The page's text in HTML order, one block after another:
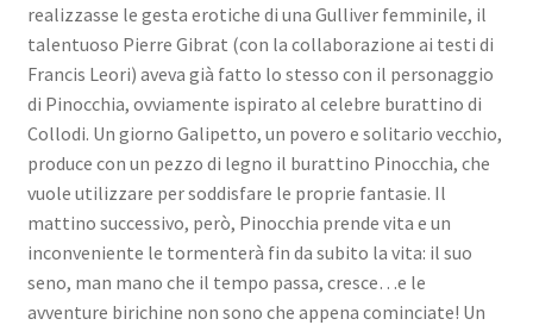
realizzasse le gesta erotiche di una Gulliver femminile, il
talentuoso Pierre Gibrat (con la collaborazione ai testi di
Francis Leori) aveva già fatto lo stesso con il personaggio
di Pinocchia, ovviamente ispirato al celebre burattino di
Collodi. Un giorno Galipetto, un povero e solitario vecchio,
produce con un pezzo di legno il burattino Pinocchia, che
vuole utilizzare per soddisfare le proprie fantasie. Il
mattino successivo, però, Pinocchia prende vita e un
inconveniente le tormenterà fin da subito la vita: il suo
seno, man mano che il tempo passa, cresce…e le
avventure birichine non sono che appena cominciate! Un